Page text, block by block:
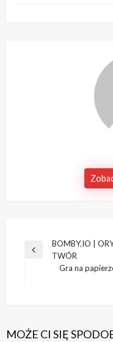
Nawigacja
wpisu
Poprzedni
BOMBY.IO |
TWÓR
Gra na
MOŻE CI SIĘ